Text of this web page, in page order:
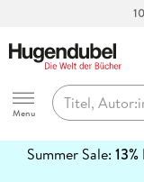
Hugendubel
Menu
Summer Sale: